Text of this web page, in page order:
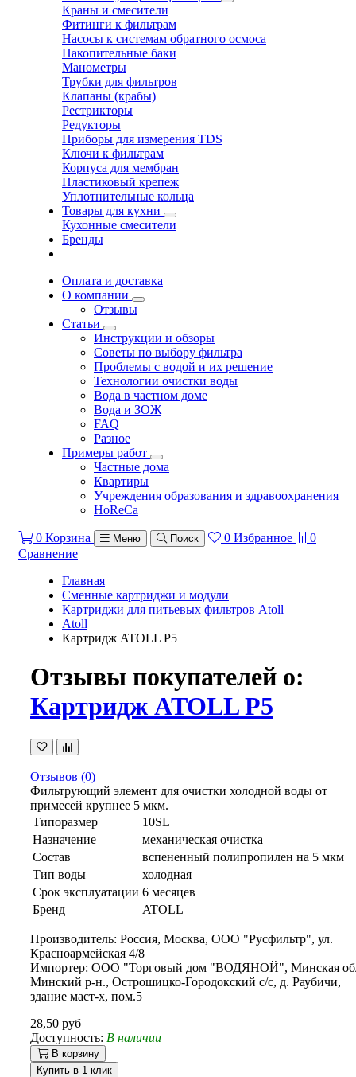
Краны и смесители
Фитинги к фильтрам
Насосы к системам обратного осмоса
Накопительные баки
Манометры
Трубки для фильтров
Клапаны (крабы)
Рестрикторы
Редукторы
Приборы для измерения TDS
Ключи к фильтрам
Корпуса для мембран
Пластиковый крепеж
Уплотнительные кольца
Товары для кухни
Кухонные смесители
Бренды
Оплата и доставка
О компании
Отзывы
Статьи
Инструкции и обзоры
Советы по выбору фильтра
Проблемы с водой и их решение
Технологии очистки воды
Вода в частном доме
Вода и ЗОЖ
FAQ
Разное
Примеры работ
Частные дома
Квартиры
Учреждения образования и здравоохранения
HoReCa
0 Корзина Меню Поиск 0 Избранное
0
Сравнение
Главная
Сменные картриджи и модули
Картриджи для питьевых фильтров Atoll
Atoll
Картридж ATOLL P5
Отзывы покупателей о:
Картридж ATOLL P5
Отзывов (0)
Фильтрующий элемент для очистки холодной воды от
примесей крупнее 5 мкм.
Типоразмер
10SL
Назначение
механическая очистка
Состав
вспененный полипропилен на 5 мкм
Тип воды
холодная
Срок эксплуатации 6 месяцев
Бренд
ATOLL
Производитель: Россия, Москва, ООО "Русфильтр", ул.
Красноармейская 4/8
Импортер: ООО "Торговый дом "ВОДЯНОЙ", Минская
Минский р-н., Острошицко-Городокский с/с, д. Раубичи,
здание маст-х, пом.5
28,50 руб
Доступность: В наличии
В корзину
Купить в 1 клик